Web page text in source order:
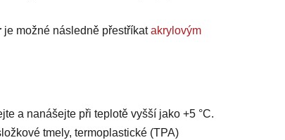
je možné následně přestříkatakrylovým
a nanášejte při teplotě vyšší jako +5 °C.
tmely, termoplastické (TPA)